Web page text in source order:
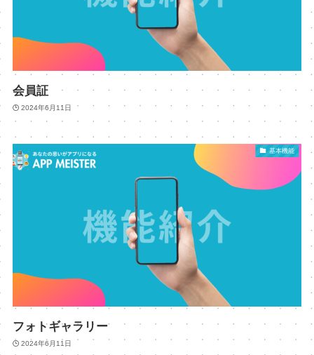
会員証
2024年6月11日
基本機能
フォトギャラリー
2024年6月11日